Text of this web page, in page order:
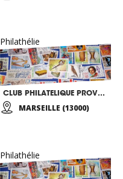
Philathélie
CLUB PHILATELIQUE PROVENCE
MARSEILLE (13000)
Philathélie